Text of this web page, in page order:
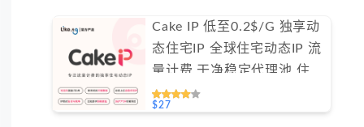
Cake IP 低至0.2$/G 独享动
态住宅IP 全球住宅动态IP 流
量计费 干净稳定代理池 住宅
ip #IPCA
$27